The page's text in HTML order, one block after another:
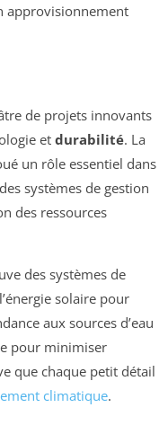
approvisionnement
de projets innovants
et durabilité. La
un rôle essentiel dans
systèmes de gestion
des ressources
des systèmes de
solaire pour
aux sources d’eau
pour minimiser
que chaque petit détail
climatique.